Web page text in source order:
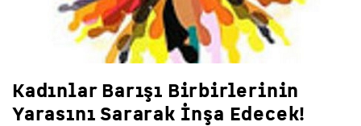
Kadınlar Barışı Birbirlerinin
Yarasını Sararak İnşa Edecek!